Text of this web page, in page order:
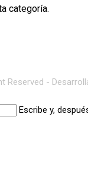
categoría.
Reserved -
Escribe y,